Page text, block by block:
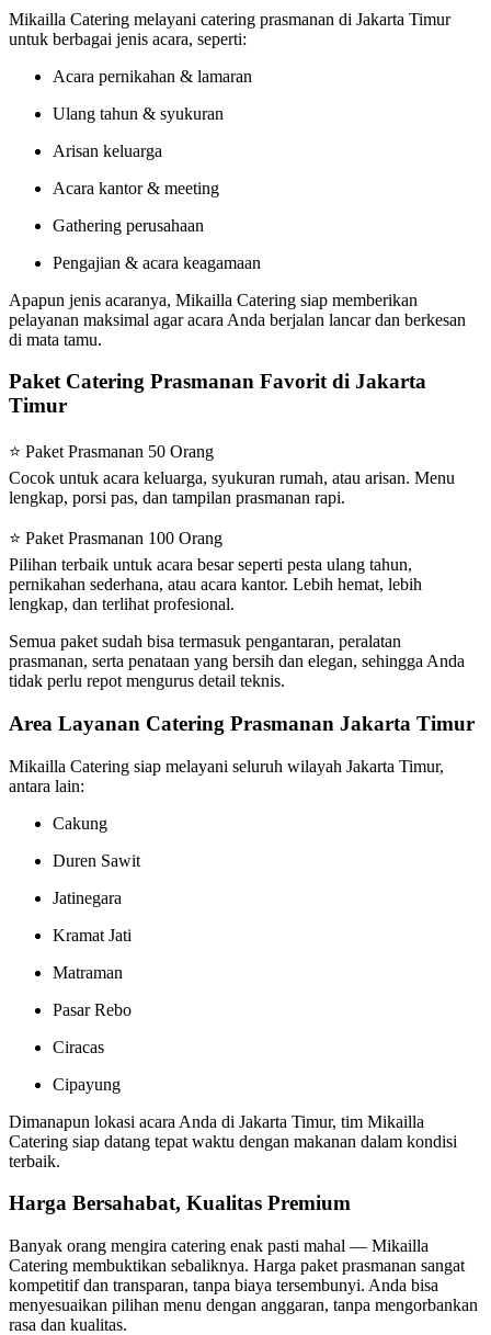
Mikailla Catering melayani catering prasmanan di Jakarta Timur
untuk berbagai jenis acara, seperti:
Acara pernikahan & lamaran
Ulang tahun & syukuran
Arisan keluarga
Acara kantor & meeting
Gathering perusahaan
Pengajian & acara keagamaan
Apapun jenis acaranya, Mikailla Catering siap memberikan
pelayanan maksimal agar acara Anda berjalan lancar dan berkesan
di mata tamu.
Paket Catering Prasmanan Favorit di Jakarta
Timur
⭐ Paket Prasmanan 50 Orang
Cocok untuk acara keluarga, syukuran rumah, atau arisan. Menu
lengkap, porsi pas, dan tampilan prasmanan rapi.
⭐ Paket Prasmanan 100 Orang
Pilihan terbaik untuk acara besar seperti pesta ulang tahun,
pernikahan sederhana, atau acara kantor. Lebih hemat, lebih
lengkap, dan terlihat profesional.
Semua paket sudah bisa termasuk pengantaran, peralatan
prasmanan, serta penataan yang bersih dan elegan, sehingga Anda
tidak perlu repot mengurus detail teknis.
Area Layanan Catering Prasmanan Jakarta Timur
Mikailla Catering siap melayani seluruh wilayah Jakarta Timur,
antara lain:
Cakung
Duren Sawit
Jatinegara
Kramat Jati
Matraman
Pasar Rebo
Ciracas
Cipayung
Dimanapun lokasi acara Anda di Jakarta Timur, tim Mikailla
Catering siap datang tepat waktu dengan makanan dalam kondisi
terbaik.
Harga Bersahabat, Kualitas Premium
Banyak orang mengira catering enak pasti mahal — Mikailla
Catering membuktikan sebaliknya. Harga paket prasmanan sangat
kompetitif dan transparan, tanpa biaya tersembunyi. Anda bisa
menyesuaikan pilihan menu dengan anggaran, tanpa mengorbankan
rasa dan kualitas.